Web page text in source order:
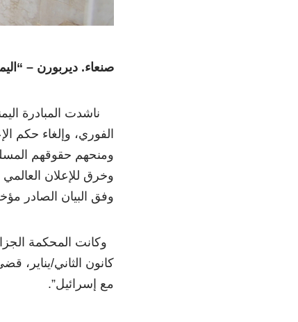
صنعاء. ديربورن –
ناشدت المبادرة
الفوري، وإلغاء حكم
ومنحهم حقوقهم
وخرق للإعلان
وفق البيان الصادر
وكانت المحكمة
كانون الثاني/يناير،
مع إسرائيل”.